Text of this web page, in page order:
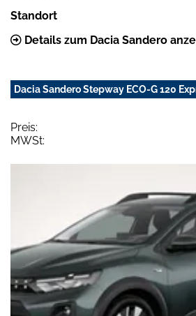
Standort
Details zum Dacia Sandero
Dacia Sandero Stepway ECO-G 120
Preis:
MWSt: